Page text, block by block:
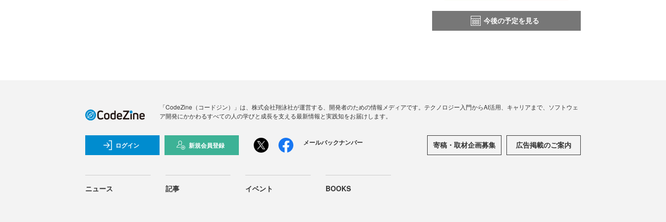
今後の予定を見る
「CodeZine（コードジン）」は、株式会社翔泳社が運営する、開発者のための情報メディアです。テクノロジー入門からAI活用、キャリアまで、ソフトウェ
ア開発にかかわるすべての人の学びと成長を支える最新情報と実践知をお届けします。
ログイン 新規会員登録 メールバックナンバー 寄稿・取材企画募集 広告掲載のご案内
ニュース 記事 イベント BOOKS